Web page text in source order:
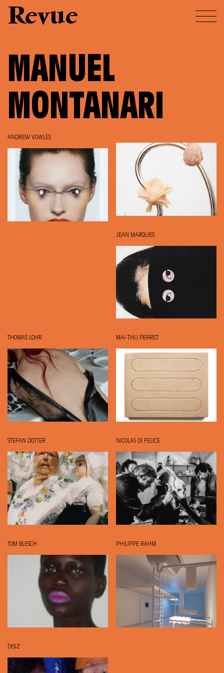
Revue
MANUEL
MONTANARI
ANDREW VOWLES
JEAN MARQUES
THOMAS LOHR MAI-THU PERRET
STEFAN DOTTER NICOLAS DI FELICE
TOM BLESCH PHILIPPE RAHM
DISIZ